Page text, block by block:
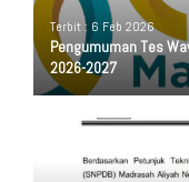
Terbit : 6 Feb 2026
Pengumuman Tes
2026-2027